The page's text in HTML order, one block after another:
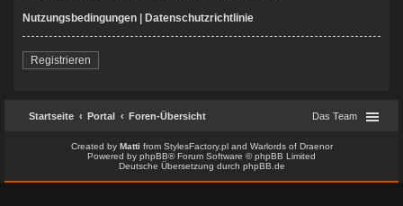
Nutzungsbedingungen | Datenschutzrichtlinie
Registrieren
Startseite Portal Foren-Übersicht Das Team
Created by Matti from StylesFactory.pland Warlords of Draenor
Powered by phpBB® Forum Software © phpBB Limited
Deutsche Übersetzung durch phpBB.de